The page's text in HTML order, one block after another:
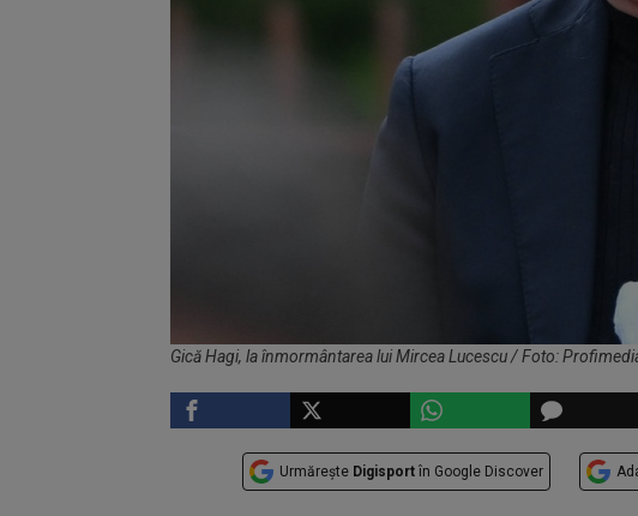
Gică Hagi, la înmormântarea lui Mircea Lucescu / Foto:
Urmărește Digisport în Google Discover